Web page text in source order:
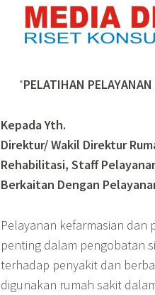
“PELATIHAN
Kepada Yth.
Direktur/ Wakil Direktur
Rehabilitasi, Staff
Berkaitan Dengan
Pelayanan kefarmasian
penting dalam pengobatan
terhadap penyakit dan
digunakan rumah sakit